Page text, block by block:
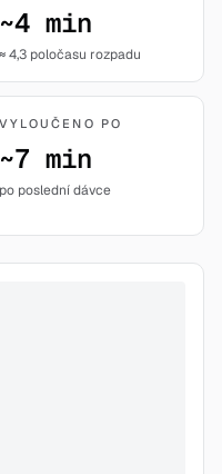
~4 min
≈ 4,3 poločasu rozpadu
VYLOUČENO PO
~7 min
po poslední dávce